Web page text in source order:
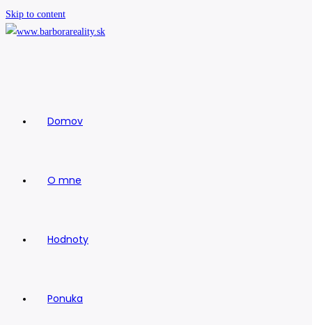
Skip to content
Domov
O mne
Hodnoty
Ponuka